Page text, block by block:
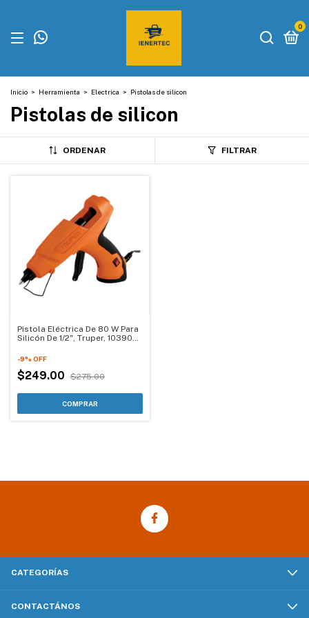
0
Inicio > Herramienta > Electrica > Pistolas de silicon
Pistolas de silicon
ORDENAR FILTRAR
Pistola Eléctrica De 80 W Para
Silicón De 1/2", Truper, 103907,
-9% OFF
$249.00 $275.00
CATEGORÍAS
CONTACTÁNOS